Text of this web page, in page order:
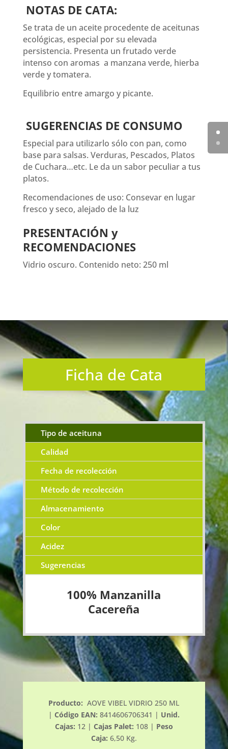
NOTAS DE CATA:
Se trata de un aceite procedente de aceitunas
ecológicas, especial por su elevada
persistencia. Presenta un frutado verde
intenso con aromas a manzana verde, hierba
verde y tomatera.
Equilibrio entre amargo y picante.
SUGERENCIAS DE CONSUMO
Especial para utilizarlo sólo con pan, como
base para salsas. Verduras, Pescados, Platos
de Cuchara…etc. Le da un sabor peculiar a tus
platos.
Recomendaciones de uso: Consevar en lugar
fresco y seco, alejado de la luz
PRESENTACIÓN y
RECOMENDACIONES
Vidrio oscuro. Contenido neto: 250 ml
Ficha de Cata
Tipo de aceituna
Calidad
Fecha de recolección
Método de recolección
Almacenamiento
Color
Acidez
Sugerencias
100% Manzanilla
Cacereña
Producto: AOVE VIBEL VIDRIO 250 ML
| Código EAN: 8414606706341 | Unid.
Cajas: 12 | Cajas Palet: 108 | Peso
Caja: 6,50 Kg.